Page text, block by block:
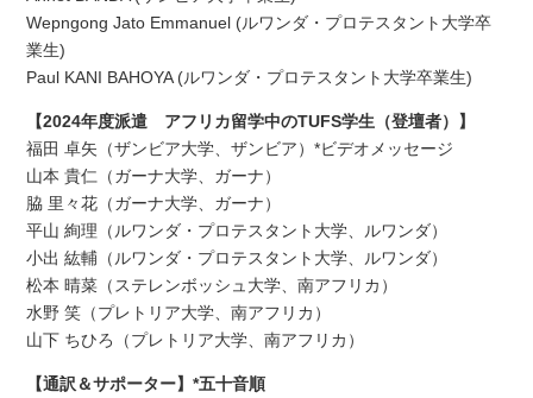
Wepngong Jato Emmanuel (ルワンダ・プロテスタント大学卒
業生)
Paul KANI BAHOYA (ルワンダ・プロテスタント大学卒業生)
【2024年度派遣 アフリカ留学中のTUFS学生（登壇者）】
福田 卓矢（ザンビア大学、ザンビア）*ビデオメッセージ
山本 貴仁（ガーナ大学、ガーナ）
脇 里々花（ガーナ大学、ガーナ）
平山 絢理（ルワンダ・プロテスタント大学、ルワンダ）
小出 紘輔（ルワンダ・プロテスタント大学、ルワンダ）
松本 晴菜（ステレンボッシュ大学、南アフリカ）
水野 笑（プレトリア大学、南アフリカ）
山下 ちひろ（プレトリア大学、南アフリカ）
【通訳＆サポーター】*五十音順